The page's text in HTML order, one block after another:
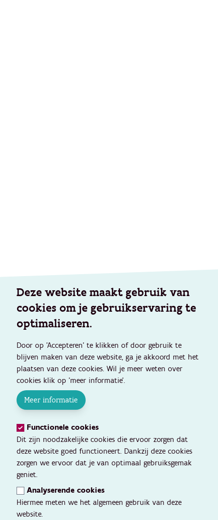
Deze website maakt gebruik van
cookies om je gebruikservaring te
optimaliseren.
Door op 'Accepteren' te klikken of door gebruik te
blijven maken van deze website, ga je akkoord met het
plaatsen van deze cookies. Wil je meer weten over
cookies klik op 'meer informatie'.
Meer informatie
Functionele cookies
Dit zijn noodzakelijke cookies die ervoor zorgen dat
deze website goed functioneert. Dankzij deze cookies
zorgen we ervoor dat je van optimaal gebruiksgemak
geniet.
Analyserende cookies
Hiermee meten we het algemeen gebruik van deze
website.